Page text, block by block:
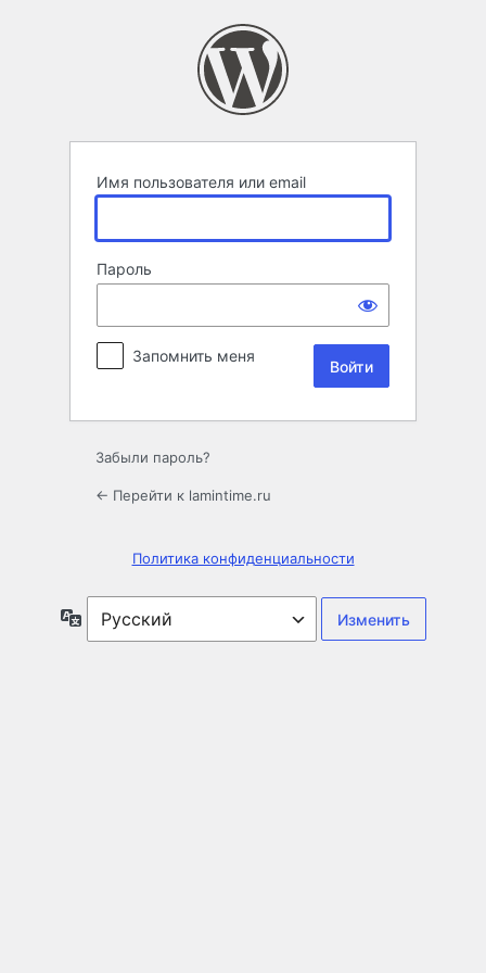
Имя пользователя или email
Пароль
Запомнить меня
Забыли пароль?
← Перейти к lamintime.ru
Политика конфиденциальности
Язык